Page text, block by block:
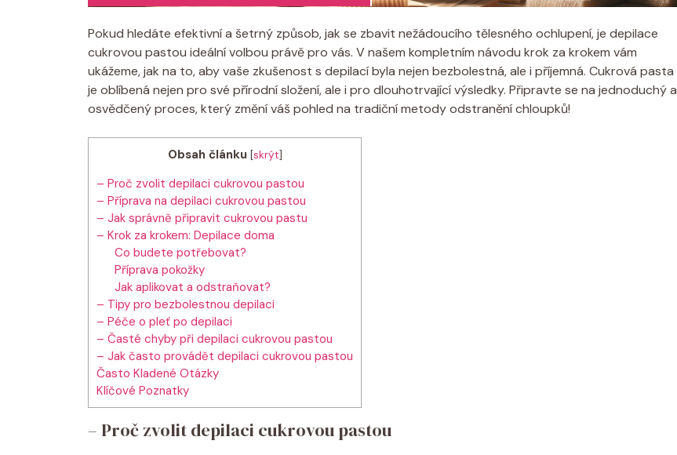
Pokud hledáte efektivní a šetrný způsob, jak se zbavit nežádoucího tělesného ochlupení, je depilace
cukrovou pastou ideální volbou právě pro vás. V našem kompletním návodu krok za krokem vám
ukážeme, jak na to, aby vaše zkušenost s depilací byla nejen bezbolestná, ale i příjemná. Cukrová pasta
je oblíbená nejen pro své přírodní složení, ale i pro dlouhotrvající výsledky. Připravte se na jednoduchý a
osvědčený proces, který změní váš pohled na tradiční metody odstranění chloupků!
Obsah článku [skrýt]
– Proč zvolit depilaci cukrovou pastou
– Příprava na depilaci cukrovou pastou
– Jak správně připravit cukrovou pastu
– Krok za krokem: Depilace doma
Co budete potřebovat?
Příprava pokožky
Jak aplikovat a odstraňovat?
– Tipy pro bezbolestnou depilaci
– Péče o pleť po depilaci
– Časté chyby při depilaci cukrovou pastou
– Jak často provádět depilaci cukrovou pastou
Často Kladené Otázky
Klíčové Poznatky
– Proč zvolit depilaci cukrovou pastou